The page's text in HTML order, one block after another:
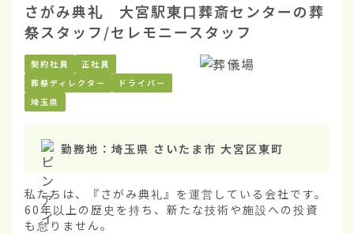
さがみ典礼 大宮駅東口葬斎センターの葬
祭スタッフ/セレモニースタッフ
契約社員
正社員
葬祭ディレクター
ドライバー
埼玉県
勤務地： 埼玉県 さいたま市 大宮区東町
私たちは、『さがみ典礼』を運営している会社です。
60年以上の歴史を持ち、新たな技術や施設への投資
も怠りません。